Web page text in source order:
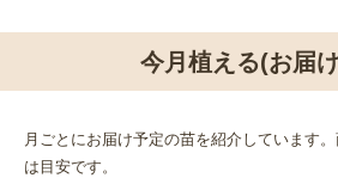
今月植える(お届
月ごとにお届け予定の苗を紹介しています
は目安です。